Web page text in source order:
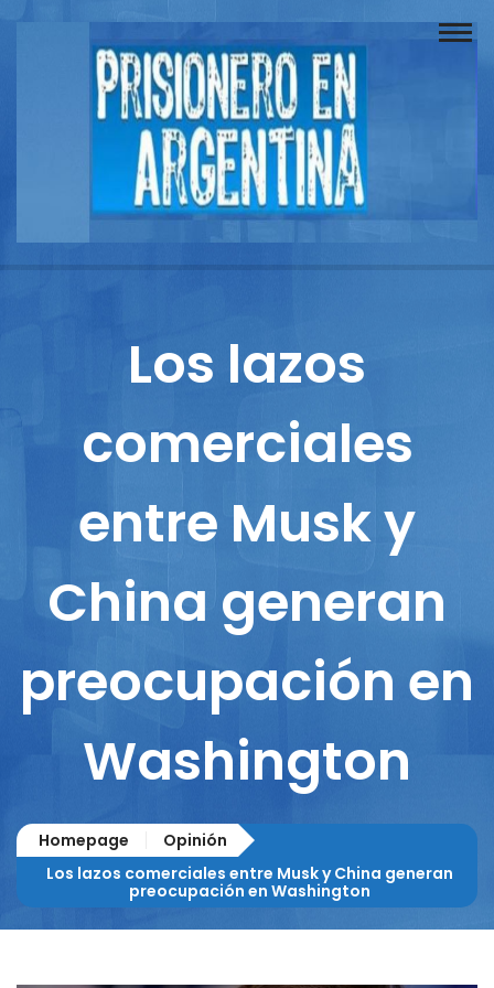
Buscador
Documentos
Los lazos
comerciales
entre Musk y
China generan
preocupación en
Washington
Homepage
Opinión
Los lazos comerciales entre Musk y China generan
preocupación en Washington